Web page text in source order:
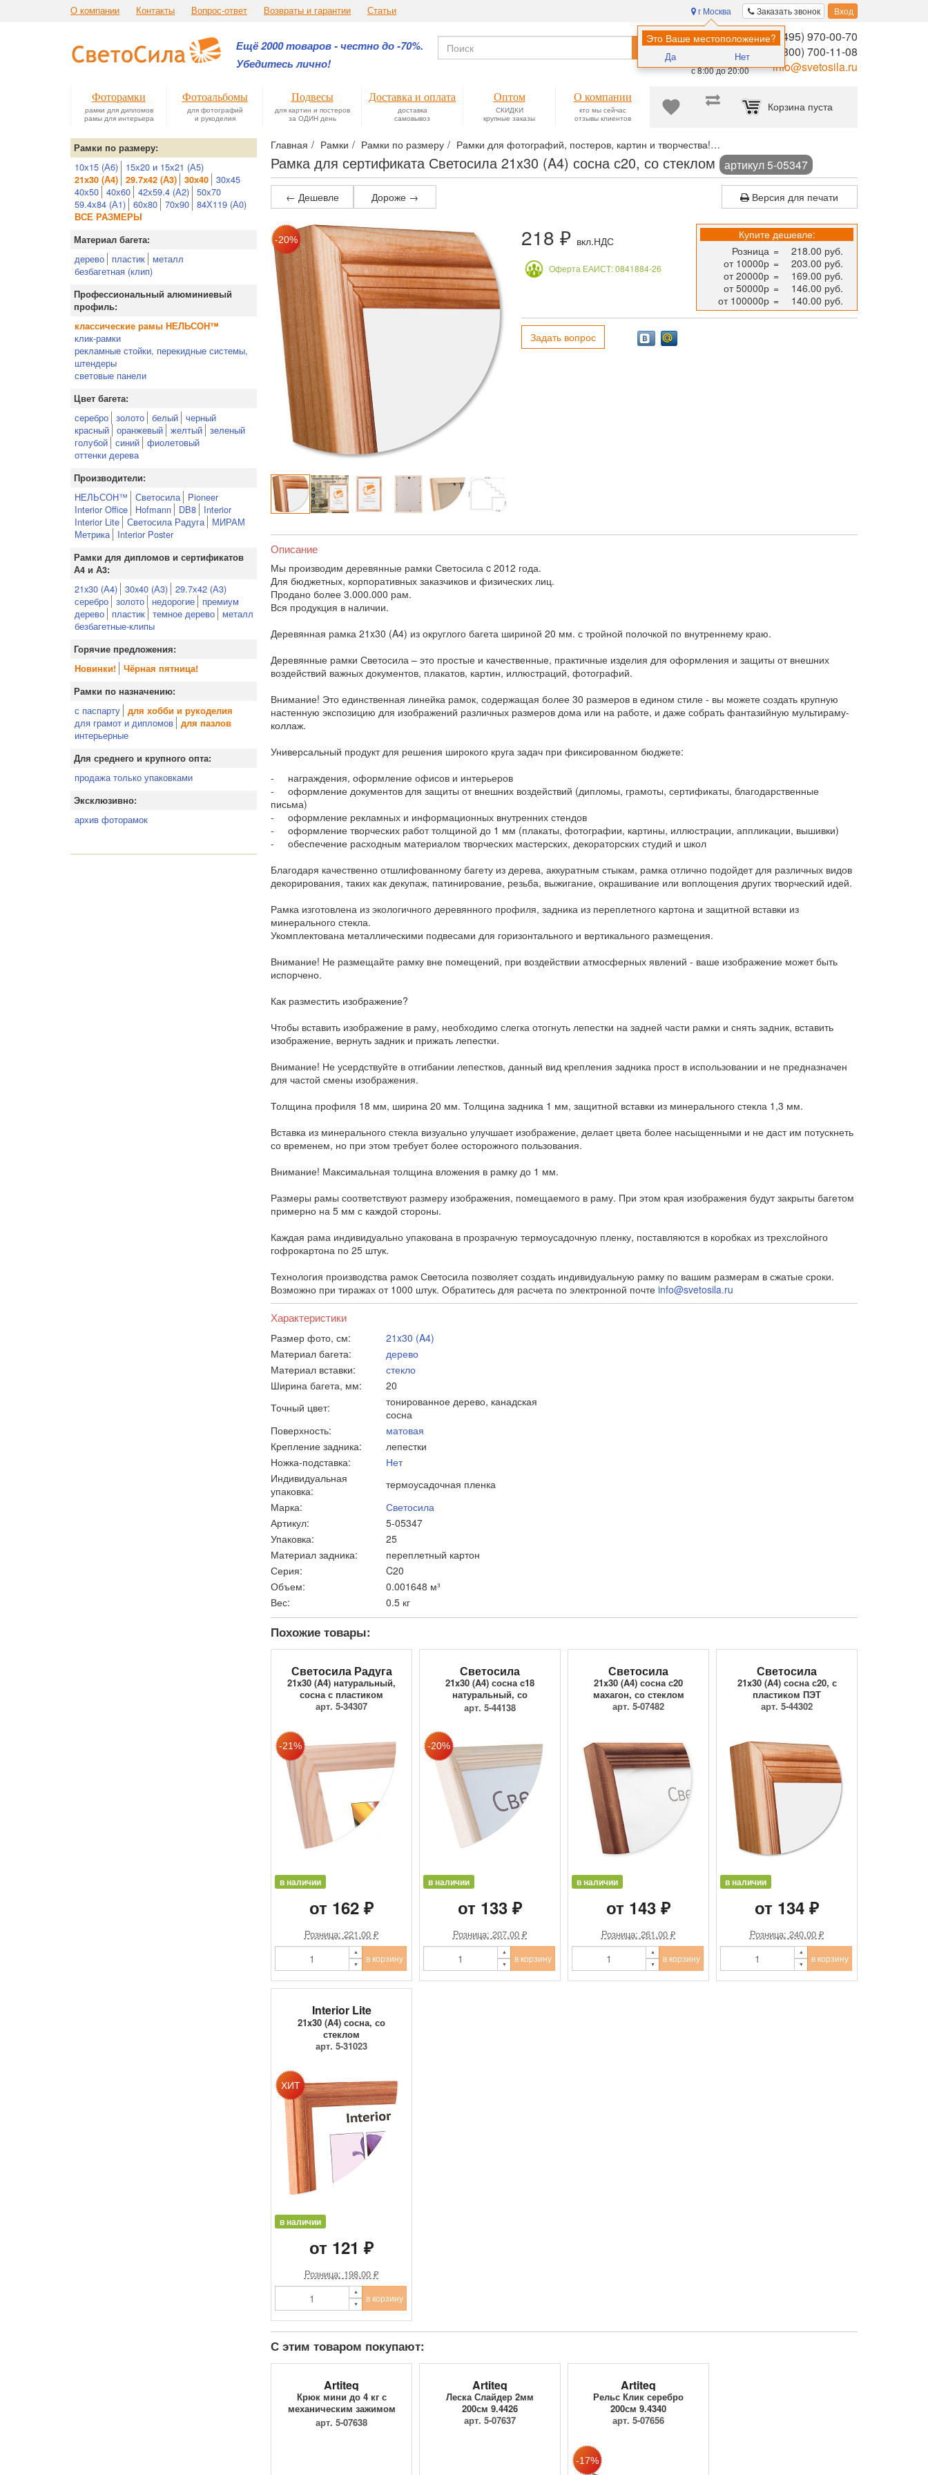
О компании Контакты Вопрос-ответ Возвраты и гарантии Статьи Заказать звонок Вход
г Москва
Это Ваше местоположение?
Да Нет
Ещё 2000 товаров - честно до -70%.
Убедитесь лично!
Помощь в
выборе:
Ежедневно,
с 8:00 до 20:00
8 (495) 970-00-70
8 (800) 700-11-08
info@svetosila.ru
Найти
Корзина пуста
Фоторамки
рамки для дипломов
рамы для интерьера
Фотоальбомы
для фотографий
и рукоделия
Подвесы
для картин и постеров
за ОДИН день
Доставка и оплата
доставка
самовывоз
Оптом
СКИДКИ
крупные заказы
О компании
кто мы сейчас
отзывы клиентов
Главная Рамки Рамки по размеру Рамки для фотографий, постеров, картин и творчества!
Рамка для сертификата Светосила 21x30 (A4) сосна с20, со стеклом артикул 5-05347
Рамки по размеру:
10х15 (А6) 15х20 и 15х21 (А5)
21х30 (А4) 29.7х42 (А3) 30х40
30х45
40х50 40х60 42х59.4 (А2) 50х70
59.4х84 (А1) 60х80 70х90 84Х119 (А0)
ВСЕ РАЗМЕРЫ
Материал багета:
дерево пластик
металл
безбагетная (клип)
Профессиональный алюминиевый
профиль:
классические рамы НЕЛЬСОН™
клик-рамки
рекламные стойки, перекидные системы,
штендеры
световые панели
Цвет багета:
серебро золото белый черный
красный оранжевый желтый зеленый
голубой синий фиолетовый
оттенки дерева
Производители:
НЕЛЬСОН™ Светосила
Pioneer
Interior Office
Hofmann DB8
Interior
Interior Lite Светосила Радуга
МИРАМ
Метрика
Interior Poster
Рамки для дипломов и сертификатов
А4 и А3:
21x30 (А4) 30x40 (А3) 29.7х42 (А3)
серебро золото недорогие
премиум
дерево
пластик темное дерево
металл
безбагетные-клипы
Горячие предложения:
Новинки!
Чёрная пятница!
Рамки по назначению:
с паспарту для хобби и рукоделия
для грамот и дипломов для пазлов
интерьерные
Для среднего и крупного опта:
продажа только упаковками
Эксклюзивно:
архив фоторамок
← Дешевле Дороже → Версия для печати
218 ₽ вкл.НДС
Оферта ЕАИСТ: 0841884-26
Купите дешевле:
Розница =
218.00 руб.
от 10000р =
203.00 руб.
от 20000р =
169.00 руб.
от 50000р =
146.00 руб.
от 100000р = 140.00 руб.
Задать вопрос
Описание
Мы производим деревянные рамки Светосила c 2012 года.
Для бюджетных, корпоративных заказчиков и физических лиц.
Продано более 3.000.000 рам.
Вся продукция в наличии.
Деревянная рамка 21x30 (A4) из округлого багета шириной 20 мм. с тройной полочкой по внутреннему краю.
Деревянные рамки Светосила – это простые и качественные, практичные изделия для оформления и защиты от внешних
воздействий важных документов, плакатов, картин, иллюстраций, фотографий.
Внимание! Это единственная линейка рамок, содержащая более 30 размеров в едином стиле - вы можете создать крупную
настенную экспозицию для изображений различных размеров дома или на работе, и даже собрать фантазийную мультираму-
коллаж.
Универсальный продукт для решения широкого круга задач при фиксированном бюджете:
- награждения, оформление офисов и интерьеров
- оформление документов для защиты от внешних воздействий (дипломы, грамоты, сертификаты, благодарственные
письма)
- оформление рекламных и информационных внутренних стендов
- оформление творческих работ толщиной до 1 мм (плакаты, фотографии, картины, иллюстрации, аппликации, вышивки)
- обеспечение расходным материалом творческих мастерских, декораторских студий и школ
Благодаря качественно отшлифованному багету из дерева, аккуратным стыкам, рамка отлично подойдет для различных видов
декорирования, таких как декупаж, патинирование, резьба, выжигание, окрашивание или воплощения других творческий идей.
Рамка изготовлена из экологичного деревянного профиля, задника из переплетного картона и защитной вставки из
минерального стекла.
Укомплектована металлическими подвесами для горизонтального и вертикального размещения.
Внимание! Не размещайте рамку вне помещений, при воздействии атмосферных явлений - ваше изображение может быть
испорчено.
Как разместить изображение?
Чтобы вставить изображение в раму, необходимо слегка отогнуть лепестки на задней части рамки и снять задник, вставить
изображение, вернуть задник и прижать лепестки.
Внимание! Не усердствуйте в отгибании лепестков, данный вид крепления задника прост в использовании и не предназначен
для частой смены изображения.
Толщина профиля 18 мм, ширина 20 мм. Толщина задника 1 мм, защитной вставки из минерального стекла 1,3 мм.
Вставка из минерального стекла визуально улучшает изображение, делает цвета более насыщенными и не даст им потускнеть
со временем, но при этом требует более осторожного пользования.
Внимание! Максимальная толщина вложения в рамку до 1 мм.
Размеры рамы соответствуют размеру изображения, помещаемого в раму. При этом края изображения будут закрыты багетом
примерно на 5 мм с каждой стороны.
Каждая рама индивидуально упакована в прозрачную термоусадочную пленку, поставляются в коробках из трехслойного
гофрокартона по 25 штук.
Технология производства рамок Светосила позволяет создать индивидуальную рамку по вашим размерам в сжатые сроки.
Возможно при тиражах от 1000 штук. Обратитесь для расчета по электронной почте info@svetosila.ru
Характеристики
Размер фото, см:
21x30 (A4)
Материал багета:
дерево
Материал вставки:
стекло
Ширина багета, мм:
20
Точный цвет:
тонированное дерево, канадская
сосна
Поверхность:
матовая
Крепление задника:
лепестки
Ножка-подставка:
Нет
Индивидуальная
упаковка:
термоусадочная пленка
Марка:
Светосила
Артикул:
5-05347
Упаковка:
25
Материал задника:
переплетный картон
Серия:
C20
Объем:
0.001648 м³
Вес:
0.5 кг
Похожие товары:
Светосила Радуга
21x30 (A4) натуральный,
сосна с пластиком
арт. 5-34307
в наличии
от 162 ₽
Розница: 221.00 ₽
в корзину
Светосила
21x30 (A4) сосна c18
натуральный, со
стеклом
арт. 5-44138
в наличии
от 133 ₽
Розница: 207.00 ₽
в корзину
Светосила
21x30 (A4) сосна с20
махагон, со стеклом
арт. 5-07482
в наличии
от 143 ₽
Розница: 261.00 ₽
в корзину
Светосила
21x30 (A4) сосна с20, с
пластиком ПЭТ
арт. 5-44302
в наличии
от 134 ₽
Розница: 240.00 ₽
в корзину
Interior Lite
21x30 (A4) сосна, со
стеклом
арт. 5-31023
в наличии
от 121 ₽
Розница: 198.00 ₽
в корзину
С этим товаром покупают:
Artiteq
Крюк мини до 4 кг с
механическим зажимом
9.4205
арт. 5-07638
Artiteq
Леска Слайдер 2мм
200см 9.4426
арт. 5-07637
Artiteq
Рельс Клик серебро
200см 9.4340
арт. 5-07656